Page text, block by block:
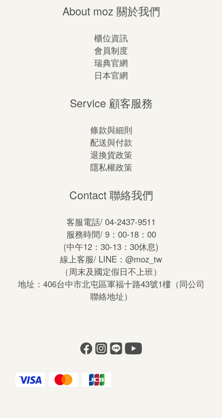
About moz 關於我們
櫃位資訊
會員制度
瑞典官網
日本官網
Service 顧客服務
條款與細則
配送與付款
退換貨政策
隱私權政策
Contact 聯絡我們
客服電話/ 04-2437-9511
服務時間/ 9：00-18：00
(中午12：30-13：30休息)
線上客服/ LINE： @moz_tw
（周末及國定假日不上班）
地址：406台中市北屯區軍福十路43號1樓（同公司
聯絡地址）